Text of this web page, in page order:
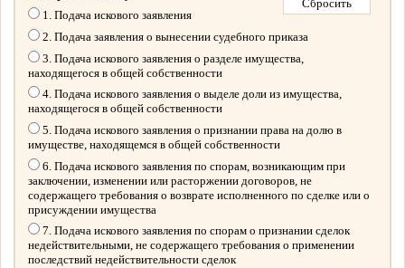
1. Подача искового заявления
2. Подача заявления о вынесении судебного приказа
3. Подача искового заявления о разделе имущества,
находящегося в общей собственности
4. Подача искового заявления о выделе доли из имущества,
находящегося в общей собственности
5. Подача искового заявления о признании права на долю в
имуществе, находящемся в общей собственности
6. Подача искового заявления по спорам, возникающим при
заключении, изменении или расторжении договоров, не
содержащего требования о возврате исполненного по сделке или о
присуждении имущества
7. Подача искового заявления по спорам о признании сделок
недействительными, не содержащего требования о применении
последствий недействительности сделок